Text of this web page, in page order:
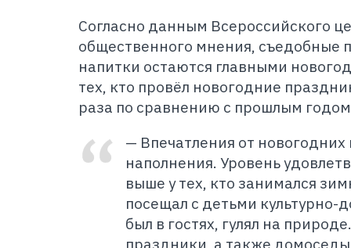
Согласно данным Всероссийского
общественного мнения, съедобные
напитки остаются главными
тех, кто провёл новогодние
раза по сравнению с прошлым
— Впечатления от
наполнения. Уровень
выше у тех, кто занимался
посещал с детьми культурно-
был в гостях, гулял на
праздники, а также